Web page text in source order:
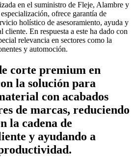
en el suministro de Fleje, Alambre y
ofrece garantía de
holístico de asesoramiento, ayuda y
cliente. En respuesta a este ha dado con
relevancia en sectores como la
y automoción.
corte premium en
la solución para
con acabados
de marcas, reduciendo
la cadena de
y ayudando a